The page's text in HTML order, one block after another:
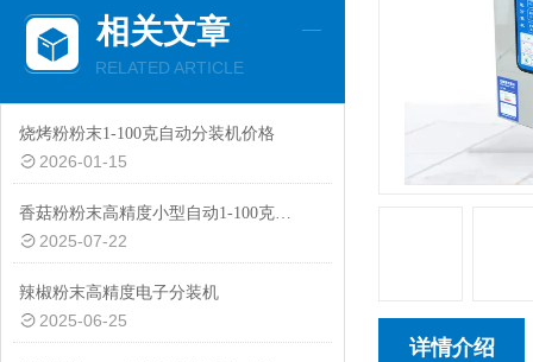
相关文章
RELATED ARTICLE
烧烤粉粉末1-100克自动分装机价格
2026-01-15
香菇粉粉末高精度小型自动1-100克分装机价格
2025-07-22
辣椒粉末高精度电子分装机
2025-06-25
详情介绍